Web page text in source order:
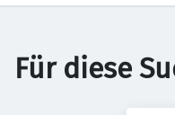
Für diese